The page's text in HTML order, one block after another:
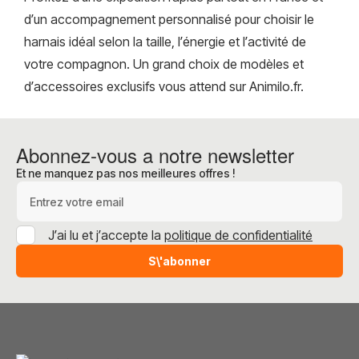
d’un accompagnement personnalisé pour choisir le
harnais idéal selon la taille, l’énergie et l’activité de
votre compagnon. Un grand choix de modèles et
d’accessoires exclusifs vous attend sur Animilo.fr.
Abonnez-vous a notre newsletter
Et ne manquez pas nos meilleures offres !
S\'abonner
J’ai lu et j’accepte la politique de confidentialité